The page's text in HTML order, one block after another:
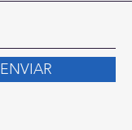
ENVIAR